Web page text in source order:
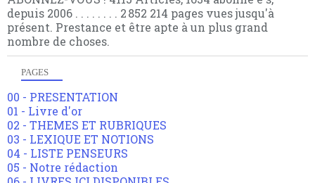
depuis 2006 . . . . . . . . 2 852 214 pages vues jusqu'à
présent. Prestance et être apte à un plus grand
nombre de choses.
PAGES
00 - PRESENTATION
01 - Livre d'or
02 - THEMES ET RUBRIQUES
03 - LEXIQUE ET NOTIONS
04 - LISTE PENSEURS
05 - Notre rédaction